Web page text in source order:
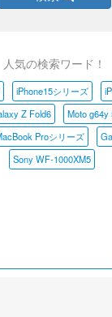
人気の検索ワード！
iPhone15シリーズ
Z Fold6 Moto g64y
Proシリーズ
Sony WF-1000XM5